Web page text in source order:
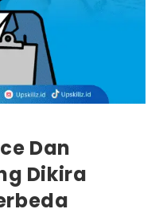
Dan
Dikira